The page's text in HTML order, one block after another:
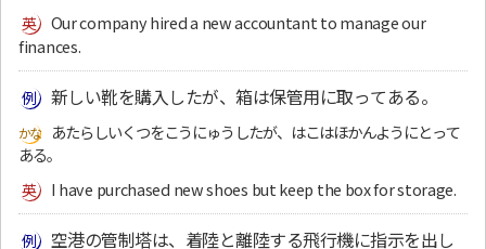
Our company hired a new accountant to manage our
finances.
新しい靴を購入したが、箱は保管用に取ってある。
あたらしいくつをこうにゅうしたが、はこはほかんようにとって
ある。
I have purchased new shoes but keep the box for storage.
空港の管制塔は、着陸と離陸する飛行機に指示を出し